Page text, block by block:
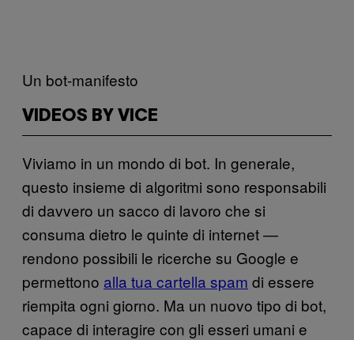
Un bot-manifesto
VIDEOS BY VICE
Viviamo in un mondo di bot. In generale,
questo insieme di algoritmi sono responsabili
di davvero un sacco di lavoro che si
consuma dietro le quinte di internet —
rendono possibili le ricerche su Google e
permettono alla tua cartella spam di essere
riempita ogni giorno. Ma un nuovo tipo di bot,
capace di interagire con gli esseri umani e